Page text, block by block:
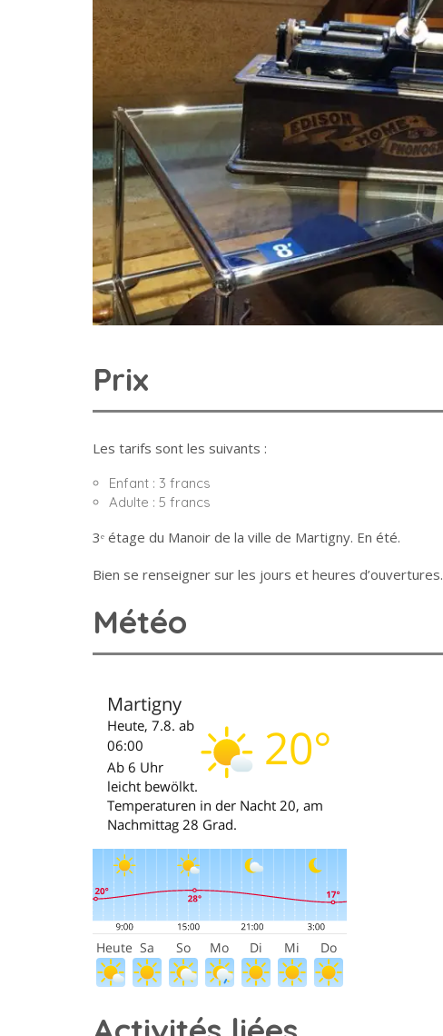
Prix
Les tarifs sont les suivants :
Enfant : 3 francs
Adulte : 5 francs
3ᵉ étage du Manoir de la ville de Martigny. En été.
Bien se renseigner sur les jours et heures d’ouvertures.
Météo